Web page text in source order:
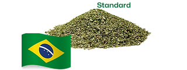
Standard